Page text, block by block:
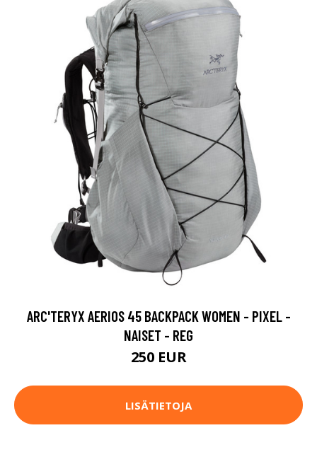
ARC'TERYX AERIOS 45 BACKPACK WOMEN - PIXEL -
NAISET - REG
250 EUR
LISÄTIETOJA